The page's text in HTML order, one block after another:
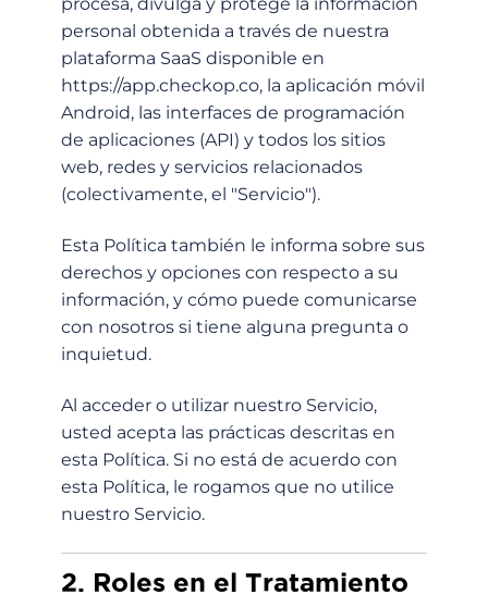
personal obtenida a través de nuestra
plataforma SaaS disponible en
https://app.checkop.co, la aplicación móvil
Android, las interfaces de programación
de aplicaciones (API) y todos los sitios
web, redes y servicios relacionados
(colectivamente, el "Servicio").
Esta Política también le informa sobre sus
derechos y opciones con respecto a su
información, y cómo puede comunicarse
con nosotros si tiene alguna pregunta o
inquietud.
Al acceder o utilizar nuestro Servicio,
usted acepta las prácticas descritas en
esta Política. Si no está de acuerdo con
esta Política, le rogamos que no utilice
nuestro Servicio.
2. Roles en el Tratamiento